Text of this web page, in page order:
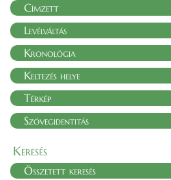
Címzett
Levélváltás
Kronológia
Keltezés helye
Térkép
Szövegidentitás
Keresés
Összetett keresés